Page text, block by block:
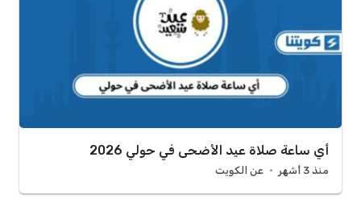
أي ساعة صلاة عيد الأضحى في حولي 2026
منذ 3 أشهر عن الكويت